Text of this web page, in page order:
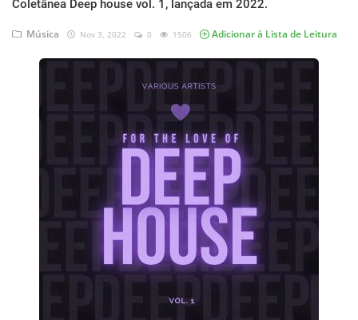
Ebooks
Coletânea Deep house vol. 1, lançada em 2022.
Música Nov 3, 2022 0 1506 Adicionar à Lista de Leitura